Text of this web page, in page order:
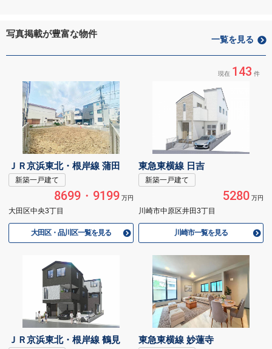
写真掲載が豊富な物件
一覧を見る
現在 143 件
ＪＲ京浜東北・根岸線 蒲田
新築一戸建て
8699・9199万円
大田区中央3丁目
大田区・品川区一覧を見る
東急東横線 日吉
新築一戸建て
5280万円
川崎市中原区井田3丁目
川崎市一覧を見る
ＪＲ京浜東北・根岸線 鶴見 東急東横線 妙蓮寺